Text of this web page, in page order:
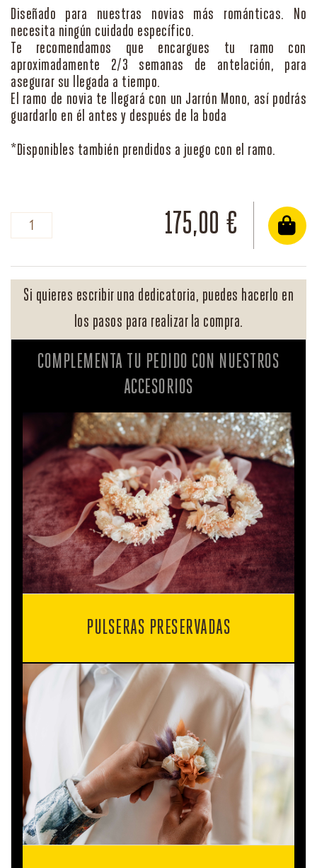
Diseñado para nuestras novias más románticas. No
necesita ningún cuidado específico.
Te recomendamos que encargues tu ramo con
aproximadamente 2/3 semanas de antelación, para
asegurar su llegada a tiempo.
El ramo de novia te llegará con un Jarrón Mono, así podrás
guardarlo en él antes y después de la boda
175,00 €
Si quieres escribir una dedicatoria, puedes hacerlo en
los pasos para realizar la compra.
COMPLEMENTA TU PEDIDO CON NUESTROS
ACCESORIOS
PULSERAS PRESERVADAS